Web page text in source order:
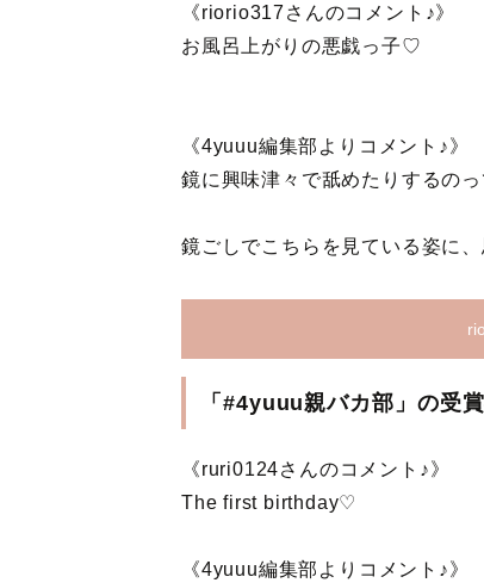
《riorio317さんのコメント♪》
お風呂上がりの悪戯っ子♡
《4yuuu編集部よりコメント♪》
鏡に興味津々で舐めたりするの
鏡ごしでこちらを見ている姿に
「#4yuuu親バカ部」の受
《ruri0124さんのコメント♪》
The first birthday♡
《4yuuu編集部よりコメント♪》